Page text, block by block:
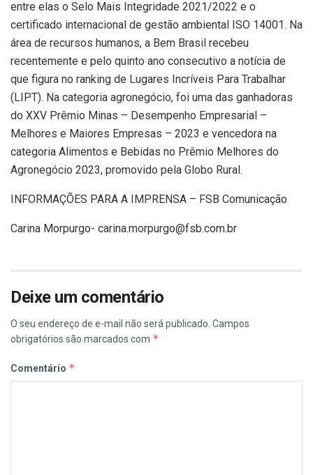
entre elas o Selo Mais Integridade 2021/2022 e o
certificado internacional de gestão ambiental ISO 14001. Na
área de recursos humanos, a Bem Brasil recebeu
recentemente e pelo quinto ano consecutivo a notícia de
que figura no ranking de Lugares Incríveis Para Trabalhar
(LIPT). Na categoria agronegócio, foi uma das ganhadoras
do XXV Prêmio Minas – Desempenho Empresarial –
Melhores e Maiores Empresas – 2023 e vencedora na
categoria Alimentos e Bebidas no Prêmio Melhores do
Agronegócio 2023, promovido pela Globo Rural.
INFORMAÇÕES PARA A IMPRENSA – FSB Comunicação
Carina Morpurgo- carina.morpurgo@fsb.com.br
Deixe um comentário
O seu endereço de e-mail não será publicado. Campos
obrigatórios são marcados com *
Comentário *